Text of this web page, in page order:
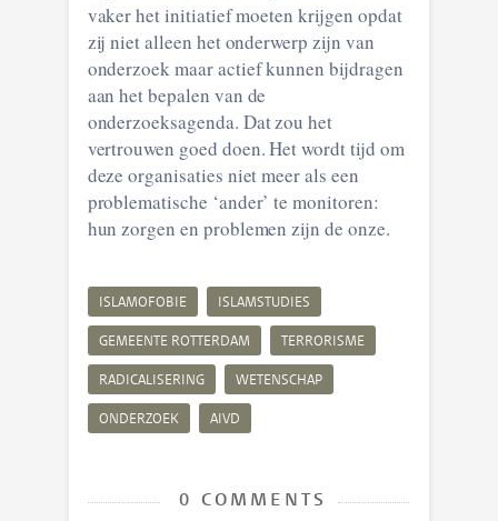
vaker het initiatief moeten krijgen opdat
zij niet alleen het onderwerp zijn van
onderzoek maar actief kunnen bijdragen
aan het bepalen van de
onderzoeksagenda. Dat zou het
vertrouwen goed doen. Het wordt tijd om
deze organisaties niet meer als een
problematische ‘ander’ te monitoren:
hun zorgen en problemen zijn de onze.
ISLAMOFOBIE ISLAMSTUDIES
GEMEENTE ROTTERDAM TERRORISME
RADICALISERING WETENSCHAP
ONDERZOEK AIVD
0 COMMENTS